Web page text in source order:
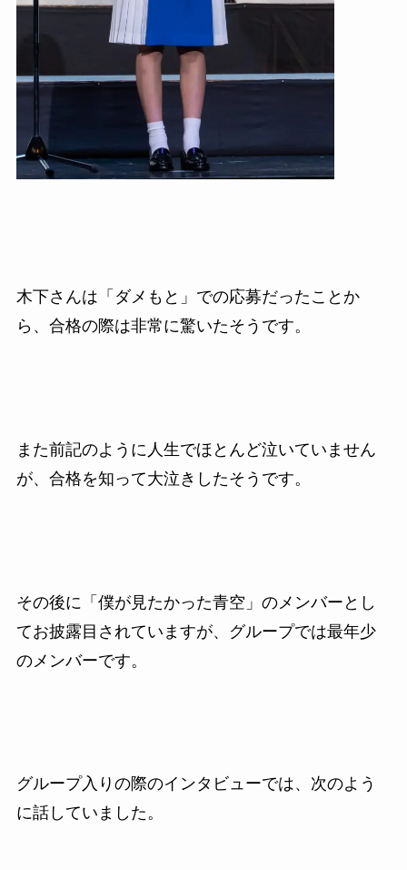
木下さんは「ダメもと」での応募だったことか
ら、合格の際は非常に驚いたそうです。
また前記のように人生でほとんど泣いていません
が、合格を知って大泣きしたそうです。
その後に「僕が見たかった青空」のメンバーとし
てお披露目されていますが、グループでは最年少
のメンバーです。
グループ入りの際のインタビューでは、次のよう
に話していました。